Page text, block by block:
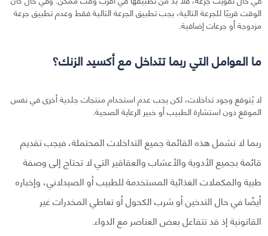
الوقت قريبًا للجرعة التالية، يجب تطبيق الجرعة التالية فقط وعدم تطبيق جرعة
مزدوجة أو جرعات إضافية.
ما العوامل التي ربما تتداخل مع أكسيد الزنك؟
لا يُتوقع وجود تداخلات، لكن يجب عدم استخدام منتجات جلدية أخرى في نفس
الموقع دون استشارة الطبيب أو خبير الرعاية الصحية.
ربما لا تشمل هذه القائمة جميع التداخلات المحتملة، فيجب تقديم
قائمة بجميع الأدوية والأعشاب والعقاقير التي لا تحتاج إلى وصفة
طبية والمكملات الغذائية المستخدمة للطبيب أو الصيدلاني، وإخباره
أيضًا في حال التدخين أو شرب الكحول أو تعاطي المخدرات غير
القانونية إذ قد تتفاعل بعض العناصر مع الدواء.